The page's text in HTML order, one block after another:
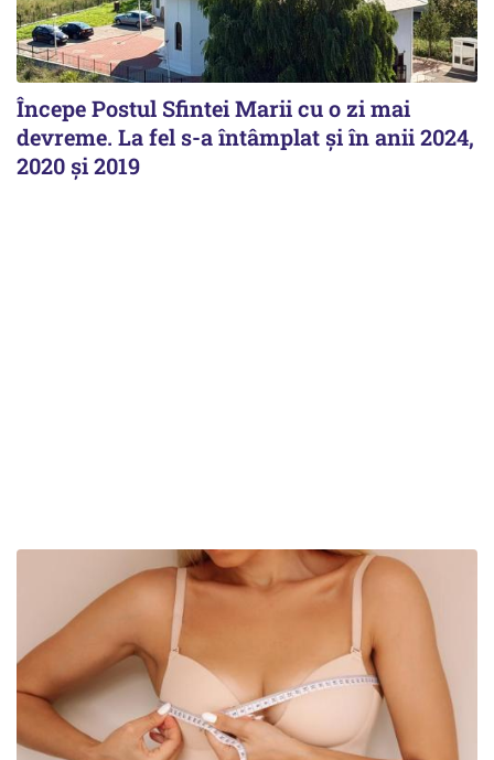
Începe Postul Sfintei Marii cu o zi mai
devreme. La fel s-a întâmplat și în anii 2024,
2020 și 2019